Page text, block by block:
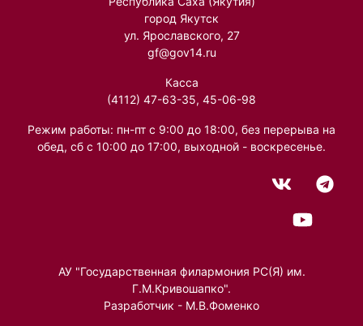
город Якутск
ул. Ярославского, 27
gf@gov14.ru
Касса
(4112) 47-63-35, 45-06-98
Режим работы: пн-пт с 9:00 до 18:00, без перерыва на
обед, сб с 10:00 до 17:00, выходной - воскресенье.
АУ "Государственная филармония РС(Я) им.
Г.М.Кривошапко".
Разработчик - М.В.Фоменко